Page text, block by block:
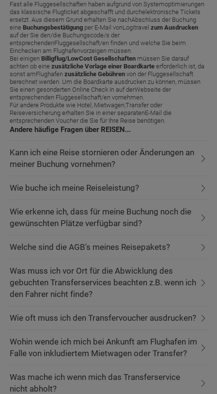
Fast alle Fluggesellschaften haben aufgrund von Systemoptimierungen
das klassische Flugticket abgeschafft und durchelektronische Tickets
ersetzt. Aus diesem Grund erhalten Sie nachAbschluss der Buchung
eine Buchungsbestätigung per E-Mail vonLogitravel zum Ausdrucken
auf der Sie den/die Buchungscode/s der
entsprechendenFluggesellschaft/en finden und welche Sie beim
Einchecken am Flughafenvorzeigen müssen.
Bei einigen Billigflug/LowCost Gesellschaften müssen Sie darauf
achten ob eine zusätzliche Vorlage einer Boardkarte erforderlich ist, da
sonst amFlughafen zusätzliche Gebühren von der Fluggesellschaft
berechnet werden. Um die Boardkarte ausdrucken zu können, müssen
Sie einen gesonderten Online Check In auf derWebseite der
entsprechenden Fluggesellschaft/en vornehmen.
Für andere Produkte wie Hotel, Mietwagen,Transfer oder
Reiseversicherung erhalten Sie in einer separatenE-Mail die
entsprechenden Voucher die Sie für Ihre Reise benötigen.
Andere häufige Fragen über REISEN...
Kann ich eine Reise stornieren oder Änderungen an
meiner Buchung vornehmen?
Wie buche ich meine Reiseleistung?
Wie erkenne ich, dass für meine Buchung noch die
gewünschten Plätze verfügbar sind?
Welche sind die AGB's meines Reisepakets?
Was muss ich vor Ort für die Abwicklung des
gebuchten Transferservices beachten z.B. wenn ich
den Fahrer nicht finde?
Wie oft muss ich den Transfervoucher ausdrucken?
Wohin wende ich mich bei Ankunft am Flughafen im
Falle von inkludiertem Mietwagen oder Transfer?
Was mache ich wenn mich das Transferservice
nicht abholt?